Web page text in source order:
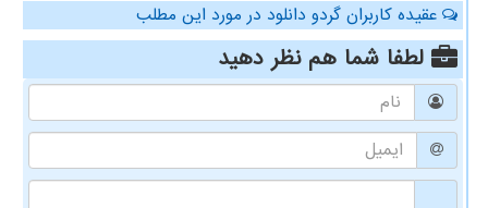
عقیده کاربران گردو دانلود در مورد این مطلب
لطفا شما همنظر دهید